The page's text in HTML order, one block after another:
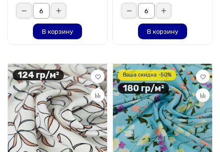
В корзину В корзину
124 гр/м² Ваша скидка -50%
180 гр/м²